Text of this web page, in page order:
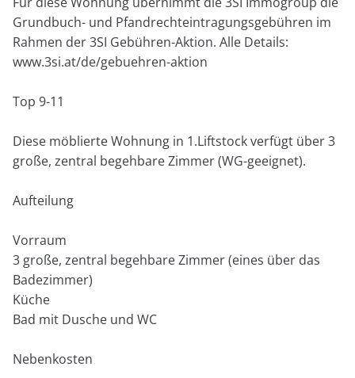
Grundbuch- und Pfandrechteintragungsgebühren im
Rahmen der 3SI Gebühren-Aktion. Alle Details:
www.3si.at/de/gebuehren-aktion
Top 9-11
Diese möblierte Wohnung in 1.Liftstock verfügt über 3
große, zentral begehbare Zimmer (WG-geeignet).
Aufteilung
Vorraum
3 große, zentral begehbare Zimmer (eines über das
Badezimmer)
Küche
Bad mit Dusche und WC
Nebenkosten